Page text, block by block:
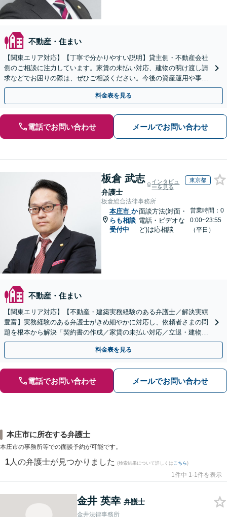
不動産・住まい
【関東エリア対応】【丁寧で分かりやすい説明】貸主側・不動産会社
側のご相談に注力しています。家賃の未払い対応、建物の明け渡し請
求などでお困りの際は、ぜひご相談ください。今後の資産運用や事業
継続を見据えた最適な解決を目指します。【WEB面談可】
料金表を見る
電話でお問い合わせ メールでお問い合わせ
板倉 武志
弁護士
インタビュ
ーを見る
東京都
板倉総合法律事務所
本庄市 か
らも相談
受付中
面談方法(対面・
電話・ビデオな
ど)は応相談
営業時間：0
0:00~23:55
（平日）
不動産・住まい
【関東エリア対応】【不動産・建築実務経験のある弁護士／解決実績
豊富】実務経験のある弁護士がきめ細やかに対応し、依頼者さまの問
題を根本から解決「契約書の作成／家賃の未払い対応／立退・建物の
明け渡し請求／欠陥住宅トラブル」
料金表を見る
電話でお問い合わせ メールでお問い合わせ
本庄市に所在する弁護士
本庄市の事務所等での面談予約が可能です。
1 人の弁護士が見つかりました (検索結果について詳しくは こちら)
1件中 1-1件を表示
金井 英幸 弁護士
金井法律事務所